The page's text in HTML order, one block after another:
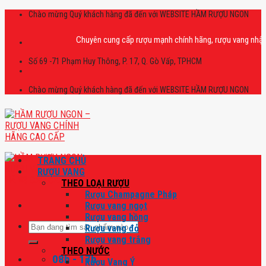
Skip
Chào mừng Quý khách hàng đã đến với WEBSITE HẦM RƯỢU NGON
Chuyên cung cấp rượu mạnh chính hãng, rượu vang nhập
Số 69 -71 Phạm Huy Thông, P. 17, Q. Gò Vấp, TPHCM
Chào mừng Quý khách hàng đã đến với WEBSITE HẦM RƯỢU NGON
Tìm
kiếm:
08h - 17h
TRANG CHỦ
RƯỢU VANG
THEO LOẠI RƯỢU
Rượu Champagne Pháp
Rượu vang ngọt
Rượu vang hồng
Rượu vang đỏ
Rượu vang trắng
THEO NƯỚC
Rượu Vang Ý